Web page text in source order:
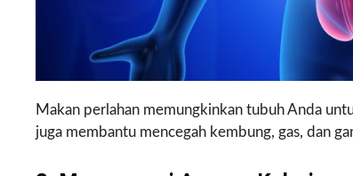
Makan perlahan memungkinkan tubuh Anda
juga membantu mencegah kembung, gas, dan